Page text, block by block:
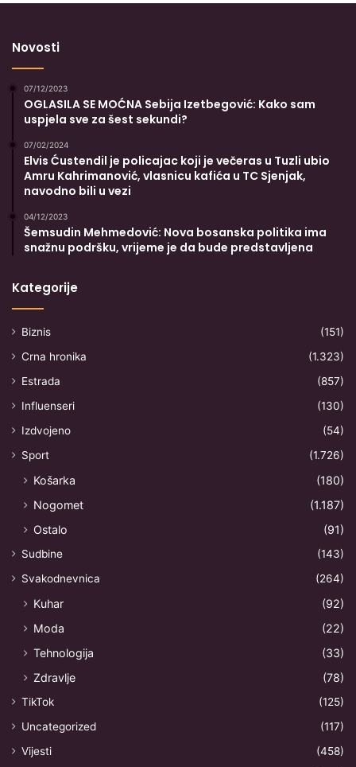
Novosti
07/12/2023
OGLASILA SE MOĆNA Sebija Izetbegović: Kako sam
uspjela sve za šest sekundi?
07/02/2024
Elvis Ćustendil je policajac koji je večeras u Tuzli ubio
Amru Kahrimanović, vlasnicu kafića u TC Sjenjak,
navodno bili u vezi
04/12/2023
Šemsudin Mehmedović: Nova bosanska politika ima
snažnu podršku, vrijeme je da bude predstavljena
Kategorije
Biznis
(151)
Crna hronika
(1.323)
Estrada
(857)
Influenseri
(130)
Izdvojeno
(54)
Sport
(1.726)
Košarka
(180)
Nogomet
(1.187)
Ostalo
(91)
Sudbine
(143)
Svakodnevnica
(264)
Kuhar
(92)
Moda
(22)
Tehnologija
(33)
Zdravlje
(78)
TikTok
(125)
Uncategorized
(117)
Vijesti
(458)